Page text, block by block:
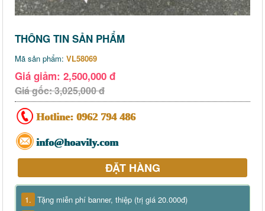
THÔNG TIN SẢN PHẨM
Mã sản phẩm: VL58069
Giá giảm: 2,500,000 đ
Giá gốc: 3,025,000 đ
Hotline: 0962 794 486
info@hoavily.com
ĐẶT HÀNG
1. Tặng miễn phí banner, thiệp (trị giá 20.000đ)